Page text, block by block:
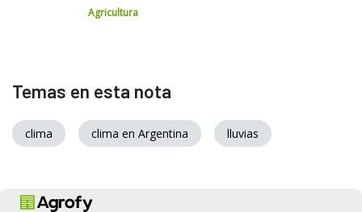
Agricultura
Temas en esta nota
clima clima en Argentina lluvias